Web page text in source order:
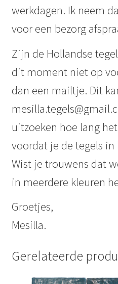
werkdagen. Ik neem
voor een bezorg
Zijn de Hollandse
dit moment niet op
dan een mailtje. Dit
uitzoeken hoe lang
voordat je de tegels
Wist je trouwens dat
in meerdere kleuren
Groetjes,
Mesilla.
Gerelateerde